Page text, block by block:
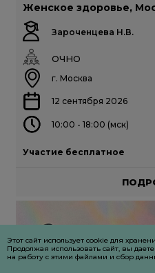
Женское здоровье,
Зароченцева Н.В.
ОЧНО
г. Москва
12 сентября 2026
10:00 - 18:00 (мск)
Участие бесплатное
Этот сайт использует cookie для
Продолжая использовать сайт, вы даете
на работу с этими файлами и сбор